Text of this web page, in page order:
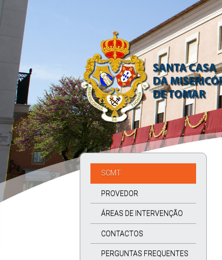
SCMT
PROVEDOR
ÁREAS DE INTERVENÇÃO
CONTACTOS
PERGUNTAS FREQUENTES